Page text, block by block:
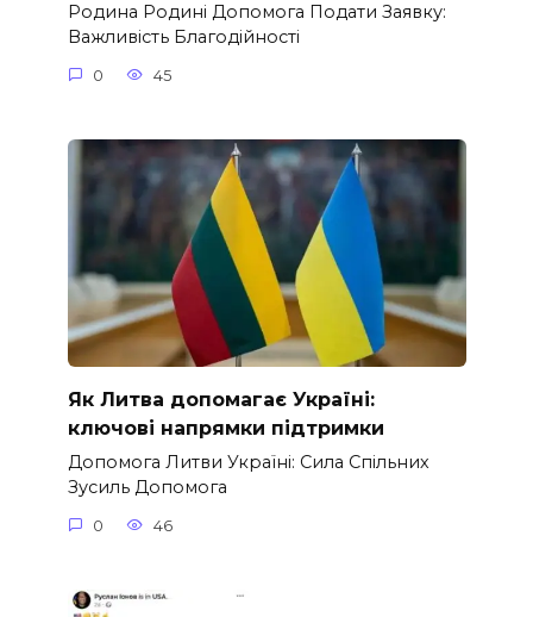
Родина Родині Допомога Подати Заявку:
Важливість Благодійності
0 45
Як Литва допомагає Україні:
ключові напрямки підтримки
Допомога Литви Україні: Сила Спільних
Зусиль Допомога
0 46